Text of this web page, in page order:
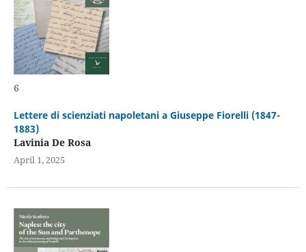
6
Lettere di scienziati napoletani a Giuseppe Fiorelli (1847-
1883)
Lavinia De Rosa
April 1, 2025